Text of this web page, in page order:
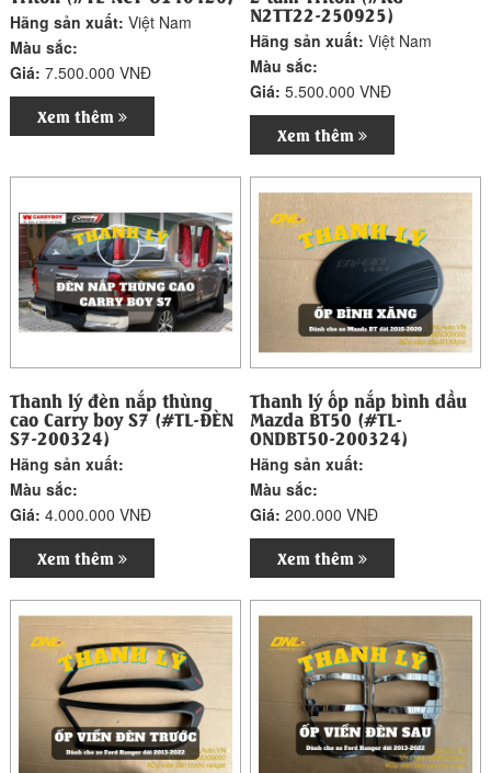
Hãng sản xuất:Việt Nam
Màu sắc:
Giá:7.500.000 VNĐ
Xem thêm
N2TT22-250925)
Hãng sản xuất:Việt Nam
Màu sắc:
Giá:5.500.000 VNĐ
Xem thêm
Thanh lý đèn nắp thùng
cao Carry boy S7 (#TL-ĐÈN
S7-200324)
Hãng sản xuất:
Màu sắc:
Giá:4.000.000 VNĐ
Xem thêm
Thanh lý ốp nắp bình dầu
Mazda BT50 (#TL-
ONDBT50-200324)
Hãng sản xuất:
Màu sắc:
Giá:200.000 VNĐ
Xem thêm